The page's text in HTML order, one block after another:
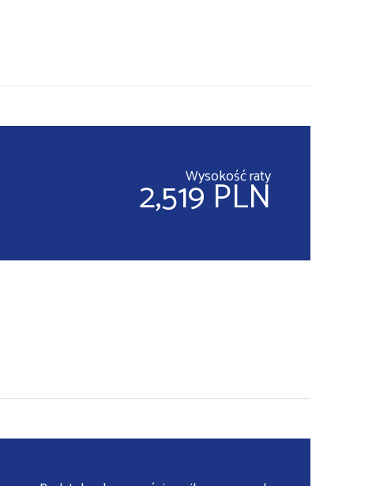
Wysokość raty
2,519 PLN